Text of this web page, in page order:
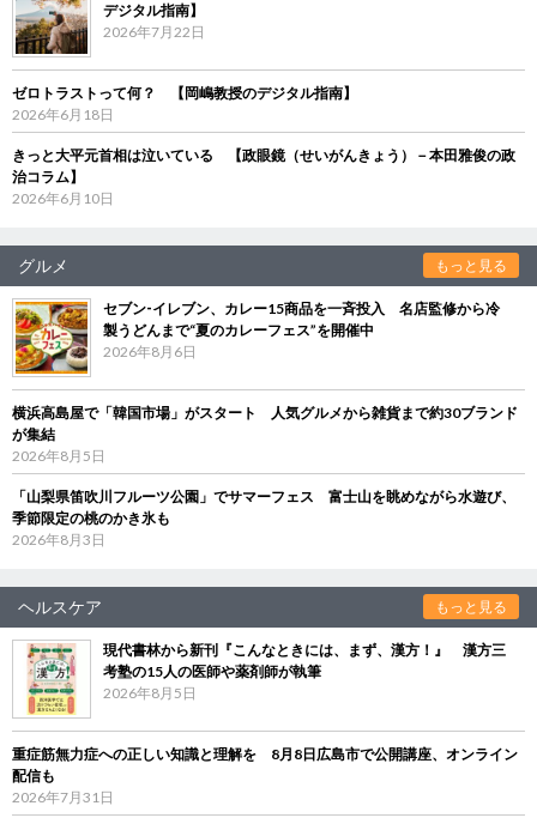
デジタル指南】
2026年7月22日
ゼロトラストって何？ 【岡嶋教授のデジタル指南】
2026年6月18日
きっと大平元首相は泣いている 【政眼鏡（せいがんきょう）－本田雅俊の政
治コラム】
2026年6月10日
グルメ もっと見る
セブン‐イレブン、カレー15商品を一斉投入 名店監修から冷
製うどんまで“夏のカレーフェス”を開催中
2026年8月6日
横浜高島屋で「韓国市場」がスタート 人気グルメから雑貨まで約30ブランド
が集結
2026年8月5日
「山梨県笛吹川フルーツ公園」でサマーフェス 富士山を眺めながら水遊び、
季節限定の桃のかき氷も
2026年8月3日
ヘルスケア もっと見る
現代書林から新刊『こんなときには、まず、漢方！』 漢方三
考塾の15人の医師や薬剤師が執筆
2026年8月5日
重症筋無力症への正しい知識と理解を 8月8日広島市で公開講座、オンライン
配信も
2026年7月31日